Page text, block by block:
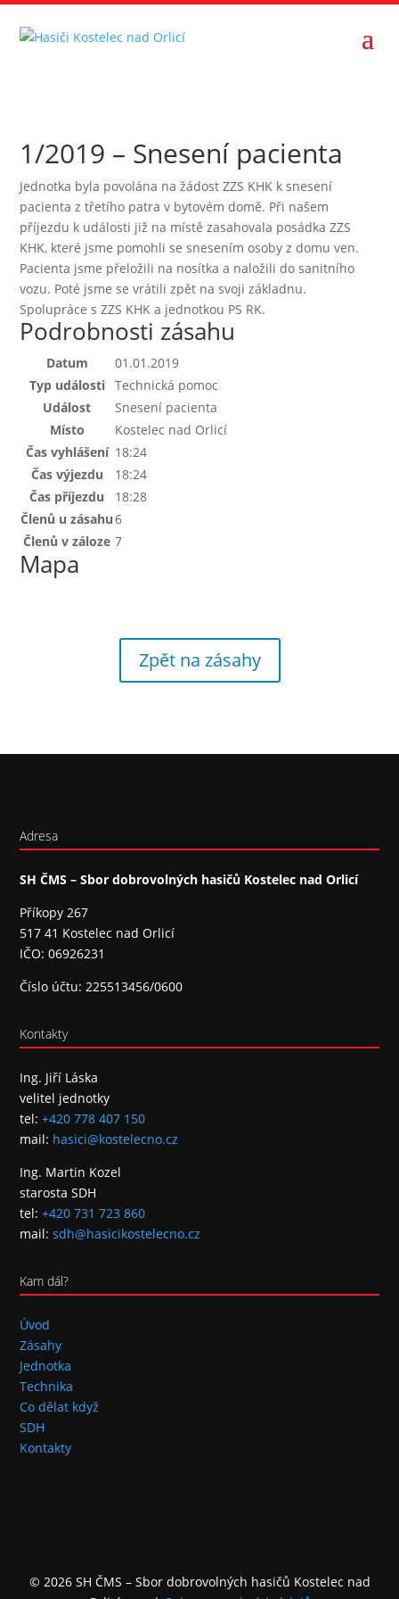
1/2019 – Snesení pacienta
Jednotka byla povolána na žádost ZZS KHK k snesení
pacienta z třetího patra v bytovém domě. Při našem
příjezdu k události již na místě zasahovala posádka ZZS
KHK, které jsme pomohli se snesením osoby z domu ven.
Pacienta jsme přeložili na nosítka a naložili do sanitního
vozu. Poté jsme se vrátili zpět na svoji základnu.
Spolupráce s ZZS KHK a jednotkou PS RK.
Podrobnosti zásahu
Datum
01.01.2019
Typ události
Technická pomoc
Událost
Snesení pacienta
Místo
Kostelec nad Orlicí
Čas vyhlášení 18:24
Čas výjezdu
18:24
Čas příjezdu
18:28
Členů u zásahu6
Členů v záloze 7
Mapa
Zpět na zásahy
Adresa
SH ČMS – Sbor dobrovolných hasičů Kostelec nad Orlicí
Příkopy 267
517 41 Kostelec nad Orlicí
IČO: 06926231
Číslo účtu: 225513456/0600
Kontakty
Ing. Jiří Láska
velitel jednotky
tel:+420 778 407 150
mail: hasici@kostelecno.cz
Ing. Martin Kozel
starosta SDH
tel:+420 731 723 860
mail:sdh@hasicikostelecno.cz
Kam dál?
Úvod
Zásahy
Jednotka
Technika
Co dělat když
SDH
Kontakty
© 2026 SH ČMS – Sbor dobrovolných hasičů Kostelec nad